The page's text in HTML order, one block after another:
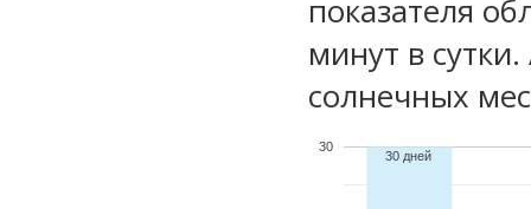
показателя
минут в
солнечных
30
30 дней